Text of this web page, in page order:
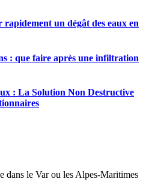
un dégât des eaux en
: que faire après une infiltration
: La Solution Non Destructive
dans le Var ou les Alpes-Maritimes